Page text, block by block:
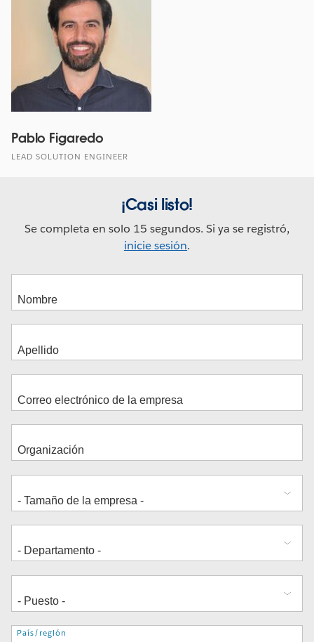
Pablo Figaredo
LEAD SOLUTION ENGINEER
¡Casi listo!
Se completa en solo 15 segundos. Si ya se registró,
inicie sesión.
Dirección
País/región